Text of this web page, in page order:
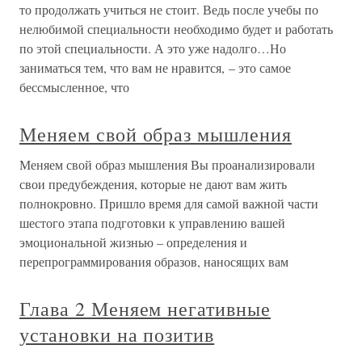
то продолжать учиться не стоит. Ведь после учебы по
нелюбимой специальности необходимо будет и работать
по этой специальности. А это уже надолго…Но
заниматься тем, что вам не нравится, – это самое
бессмысленное, что
Меняем свой образ мышления
Меняем свой образ мышления Вы проанализировали
свои предубеждения, которые не дают вам жить
полнокровно. Пришло время для самой важной части
шестого этапа подготовки к управлению вашей
эмоциональной жизнью – определения и
перепрограммирования образов, наносящих вам
Глава 2 Меняем негативные
установки на позитив